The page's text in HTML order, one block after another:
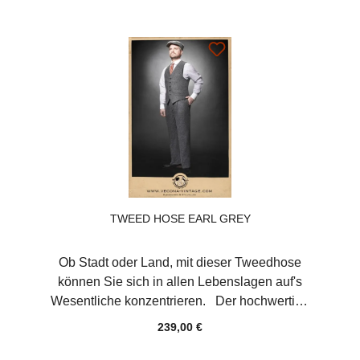
verfeinern. Der Riegel im Rücken sorgt für
eine bessere Kurvenlage – modisch stehen
Sie damit auf jeden Fall ganz ihren Mann. Die
kurze Form passt zu allen taillenhohen
Hosen und auch perfekt unter die Sportjacken
KATHRINE und HIGH TIDE. Farbe Tweed
grauMaterial Hochwertige Wolle "Made in
Germany"Obermaterial: 100%
SchurwolleFutter: 50% Viskose, 50% Acetat
TWEED HOSE EARL GREY
Ob Stadt oder Land, mit dieser Tweedhose
können Sie sich in allen Lebenslagen auf's
Wesentliche konzentrieren. Der hochwertige
Tweed aus 100% feiner Schurwolle, gefüttert
239,00 €